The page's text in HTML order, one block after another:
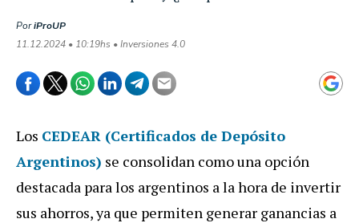
PoriProUP
11.12.2024 • 10:19hs • Inversiones 4.0
Los CEDEAR (Certificados de Depósito
Argentinos) se consolidan como una opción
destacada para los argentinos a la hora de invertir
sus ahorros, ya que permiten generar ganancias a